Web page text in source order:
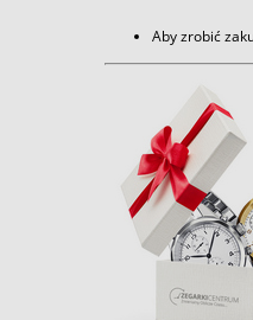
Aby zrobić